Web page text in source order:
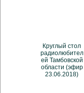
Круглый стол
радиолюбител
ей Тамбовской
области (эфир
23.06.2018)